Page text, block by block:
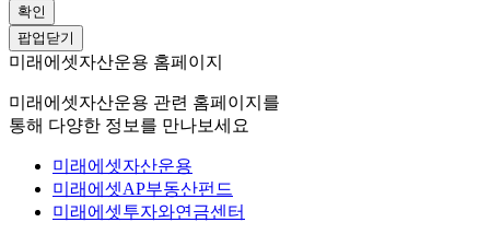
확인
팝업닫기
미래에셋자산운용 홈페이지
미래에셋자산운용 관련 홈페이지를
통해 다양한 정보를 만나보세요
미래에셋자산운용
미래에셋AP부동산펀드
미래에셋투자와연금센터